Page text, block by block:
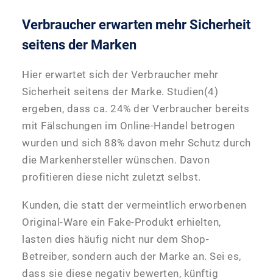
Verbraucher erwarten mehr Sicherheit
seitens der Marken
Hier erwartet sich der Verbraucher mehr
Sicherheit seitens der Marke. Studien(4)
ergeben, dass ca. 24% der Verbraucher bereits
mit Fälschungen im Online-Handel betrogen
wurden und sich 88% davon mehr Schutz durch
die Markenhersteller wünschen. Davon
profitieren diese nicht zuletzt selbst.
Kunden, die statt der vermeintlich erworbenen
Original-Ware ein Fake-Produkt erhielten,
lasten dies häufig nicht nur dem Shop-
Betreiber, sondern auch der Marke an. Sei es,
dass sie diese negativ bewerten, künftig